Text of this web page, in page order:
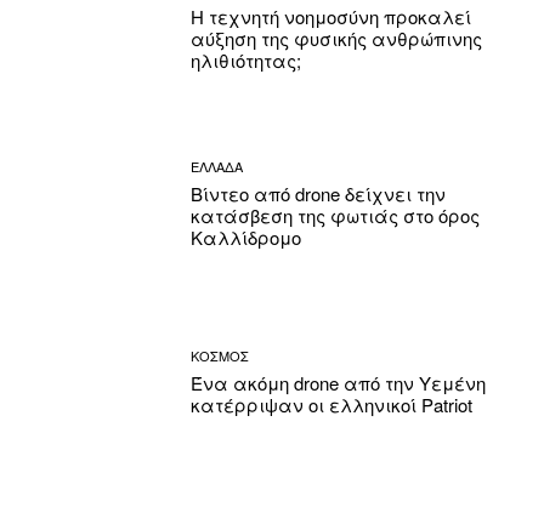
Η τεχνητή νοημοσύνη προκαλεί
αύξηση της φυσικής ανθρώπινης
ηλιθιότητας;
ΕΛΛΑΔΑ
Βίντεο από drone δείχνει την
κατάσβεση της φωτιάς στο όρος
Καλλίδρομο
ΚΟΣΜΟΣ
Ένα ακόμη drone από την Υεμένη
κατέρριψαν οι ελληνικοί Patriot